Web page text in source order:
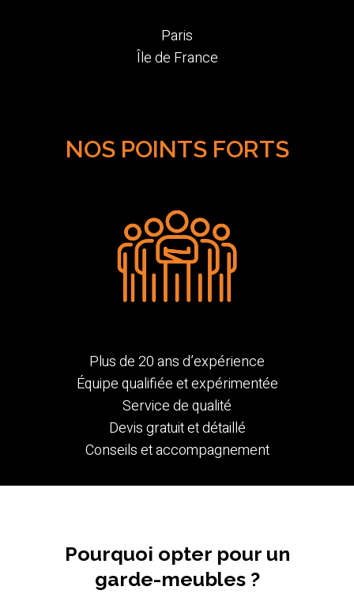
Paris
Île de France
NOS POINTS FORTS
Plus de 20 ans d’expérience
Équipe qualifiée et expérimentée
Service de qualité
Devis gratuit et détaillé
Conseils et accompagnement
Pourquoi opter pour un
garde-meubles ?